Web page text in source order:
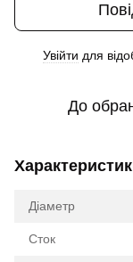
Увійти для
До
Діаметр
Сток